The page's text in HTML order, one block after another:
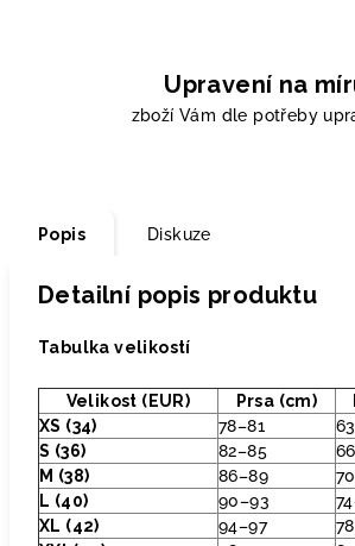
Upravení na
zboží Vám dle potřeby
Popis Diskuze
Detailní popis produktu
Tabulka velikostí
Velikost (EUR) Prsa (cm)
XS (34)
78–81
S (36)
82–85
M (38)
86–89
L (40)
90–93
XL (42)
94–97